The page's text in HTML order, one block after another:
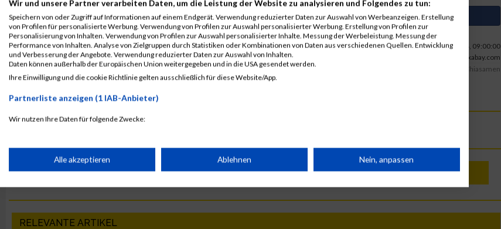
Artikel auf Facebook teilen
MaxFun Sports Redaktion
02.10.2024, 09:00:00
Foto: www.pixabay.com
Chiasamen
Newsletter Abonnieren
RELEVANTE ARTIKEL
Wir und unsere Partner verarbeiten Daten, um die Leistung der Website zu analysieren und Folgendes zu tun:
Speichern von oder Zugriff auf Informationen auf einem Endgerät. Verwendung reduzierter Daten zur Auswahl von Werbeanzeigen. Erstellung
von Profilen für personalisierte Werbung. Verwendung von Profilen zur Auswahl personalisierter Werbung. Erstellung von Profilen zur
Personalisierung von Inhalten. Verwendung von Profilen zur Auswahl personalisierter Inhalte. Messung der Werbeleistung. Messung der
Performance von Inhalten. Analyse von Zielgruppen durch Statistiken oder Kombinationen von Daten aus verschiedenen Quellen. Entwicklung
und Verbesserung der Angebote. Verwendung reduzierter Daten zur Auswahl von Inhalten.
Daten können außerhalb der Europäischen Union weitergegeben und in die USA gesendet werden.
Ihre Einwilligung und die cookie Richtlinie gelten ausschließlich für diese Website/App.
Partnerliste anzeigen (1 IAB-Anbieter)
Wir nutzen Ihre Daten für folgende Zwecke:
Speichern von oder Zugriff auf Informationen auf einem Endgerät
Alle akzeptieren Ablehnen Nein, anpassen